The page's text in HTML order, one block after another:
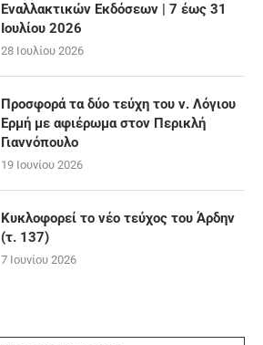
Εναλλακτικών Εκδόσεων | 7 έως 31
Ιουλίου 2026
28 Ιουλίου 2026
Προσφορά τα δύο τεύχη του ν. Λόγιου
Ερμή με αφιέρωμα στον Περικλή
Γιαννόπουλο
19 Ιουνίου 2026
Κυκλοφορεί το νέο τεύχος του Άρδην
(τ. 137)
7 Ιουνίου 2026